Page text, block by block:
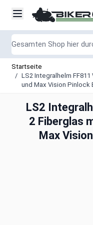
Startseite
/ LS2 Integralhelm
und Max Vision Pinlock
LS2
2 Fiberglas
Max